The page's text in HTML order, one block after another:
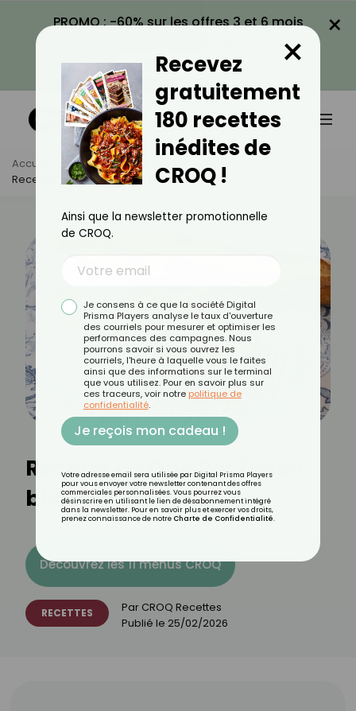
PROMO : -60% sur les offres 3 et 6 mois
VOIR LA PROMO
×
Accueil Actus
Recettes
Recette De One Pot Façon Blanquette
Recette de One Pot façon
blanquette
Découvrez les 11 menus CROQ
RECETTES Par CROQ Recettes
Publié le 25/02/2026
Recevez
gratuitement
180 recettes
inédites de
CROQ !
×
Ainsi que la newsletter promotionnelle
de CROQ.
Je consens à ce que la société Digital
Prisma Players analyse le taux d'ouverture
des courriels pour mesurer et optimiser les
performances des campagnes. Nous
pourrons savoir si vous ouvrez les
courriels, l'heure à laquelle vous le faites
ainsi que des informations sur le terminal
que vous utilisez. Pour en savoir plus sur
ces traceurs, voir notre politique de
confidentialité.
Je reçois mon cadeau !
Votre adresse email sera utilisée par Digital Prisma Players
pour vous envoyer votre newsletter contenant des offres
commerciales personnalisées. Vous pourrez vous
désinscrire en utilisant le lien de désabonnement intégré
dans la newsletter. Pour en savoir plus et exercer vos droits,
prenez connaissance de notre Charte de Confidentialité.